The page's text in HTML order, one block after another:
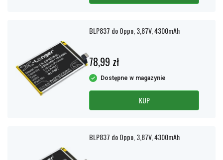
BLP837 do Oppo, 3,87V, 4300mAh
78,99 zł
Dostępne w magazynie
KUP
BLP837 do Oppo, 3,87V, 4300mAh